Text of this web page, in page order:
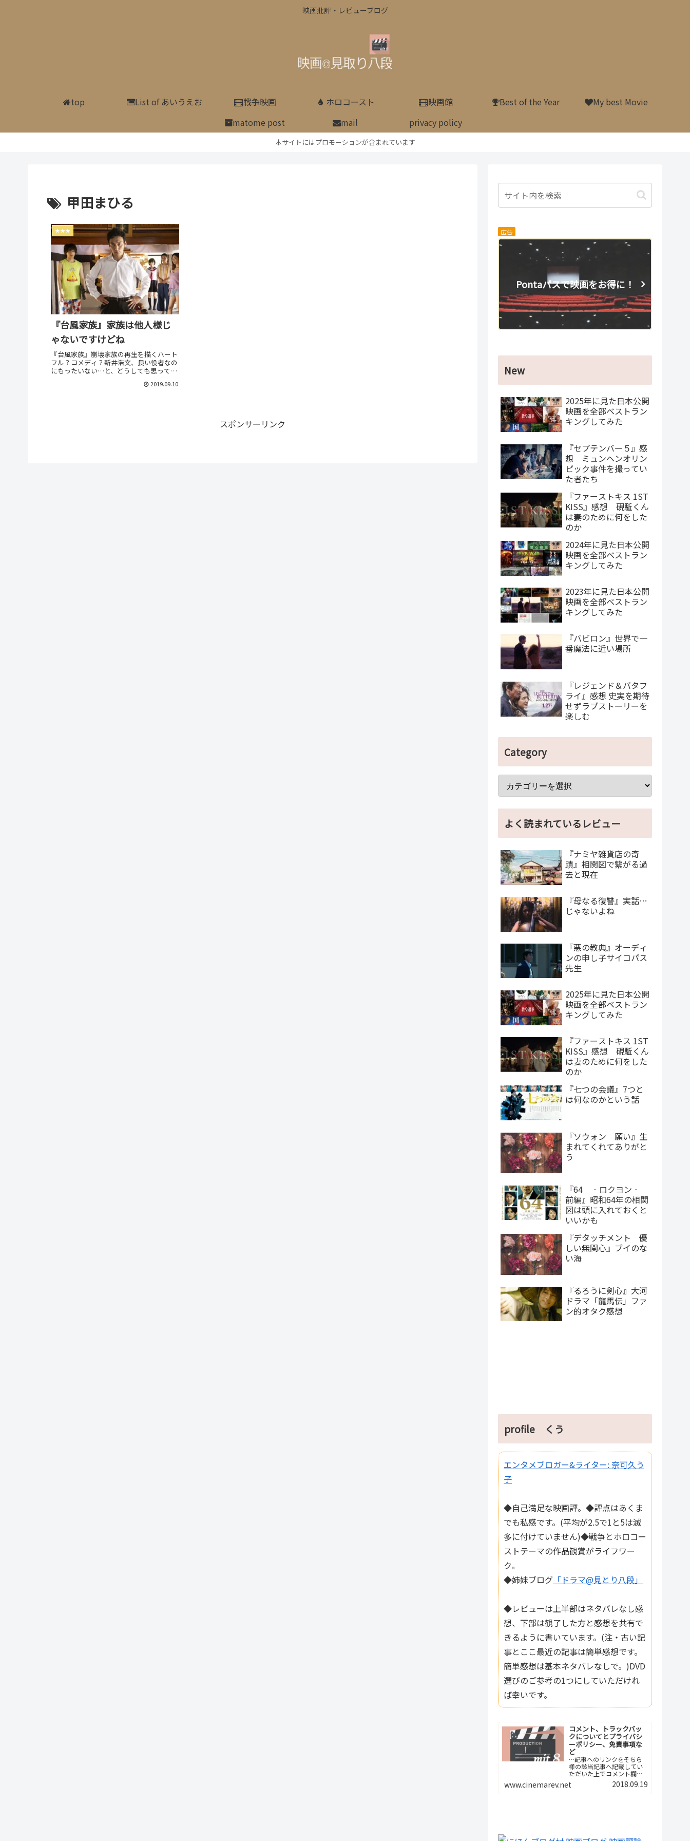
映画批評・レビューブログ
top List of あいうえお 戦争映画 ホロコースト 映画館 Best of the Year
My best Movie
matome post
mail privacy policy
本サイトにはプロモーションが含まれています
甲田まひる
★★★
『台風家族』家族は他人様じ
ゃないですけどね
『台風家族』崩壊家族の再生を描くハート
フル？コメディ？新井浩文、良い役者なの
にもったいない…と、どうしても思ってし
あ…監督: 市井昌秀 キャスト: 草彅
2019.09.10
スポンサーリンク
広告
Pontaパスで映画をお得に！
New
2025年に見た日本公開
映画を全部ベストラン
キングしてみた
『セプテンバー５』感
想 ミュンヘンオリン
ピック事件を撮ってい
た者たち
『ファーストキス 1ST
KISS』感想 硯駈くん
は妻のために何をした
のか
2024年に見た日本公開
映画を全部ベストラン
キングしてみた
2023年に見た日本公開
映画を全部ベストラン
キングしてみた
『バビロン』世界で一
番魔法に近い場所
『レジェンド＆バタフ
ライ』感想 史実を期待
せずラブストーリーを
楽しむ
Category
よく読まれているレビュー
『ナミヤ雑貨店の奇
蹟』相関図で繋がる過
去と現在
『母なる復讐』実話…
じゃないよね
『悪の教典』オーディ
ンの申し子サイコパス
先生
2025年に見た日本公開
映画を全部ベストラン
キングしてみた
『ファーストキス 1ST
KISS』感想 硯駈くん
は妻のために何をした
のか
『七つの会議』7つと
は何なのかという話
『ソウォン 願い』生
まれてくれてありがと
う
『64 ‐ロクヨン‐
前編』昭和64年の相関
図は頭に入れておくと
いいかも
『デタッチメント 優
しい無関心』ブイのな
い海
『るろうに剣心』大河
ドラマ「龍馬伝」ファ
ン的オタク感想
profile くう
エンタメブロガー&ライター: 奈可久う
子
◆自己満足な映画評。◆評点はあくま
でも私感です。(平均が2.5で1と5は滅
多に付けていません)◆戦争とホロコー
ストテーマの作品観賞がライフワー
ク。
◆姉妹ブログ 「ドラマ@見とり八段」
◆レビューは上半部はネタバレなし感
想、下部は観了した方と感想を共有で
きるように書いています。(注・古い記
事とここ最近の記事は簡単感想です。
簡単感想は基本ネタバレなしで。)DVD
選びのご参考の1つにしていただけれ
ば幸いです。
コメント、トラックバッ
クについてとプライバシ
ーポリシー、免責事項な
ど
…記事へのリンクをそちら
様の該当記事へ記載してい
ただいた上でコメント欄へ
ご報告下さい。つまり、今
後は記事間の相互リンクと
www.cinemarev.net 2018.09.19